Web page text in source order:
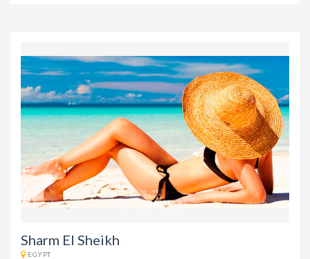
Sharm El Sheikh
EGYPT